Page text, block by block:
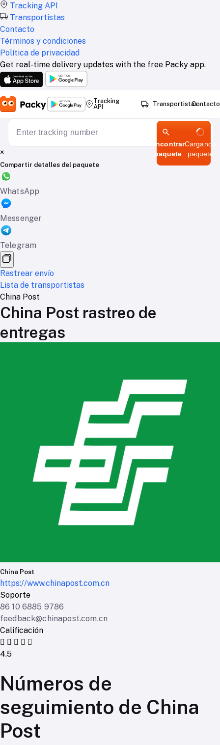
Tracking API
Transportistas
Contacto
Términos y condiciones
Política de privacidad
Get real-time delivery updates with the free Packy app.
Tracking
API
TransportistasContacto
Encontrar
paquete
Cargando
paquete
×
Compartir detalles del paquete
WhatsApp
Messenger
Telegram
Rastrear envío
Lista de transportistas
China Post
China Post rastreo de
entregas
China Post
https://www.chinapost.com.cn
Soporte
86 10 6885 9786
feedback@chinapost.com.cn
Calificación
4.5
Números de
seguimiento de China
Post